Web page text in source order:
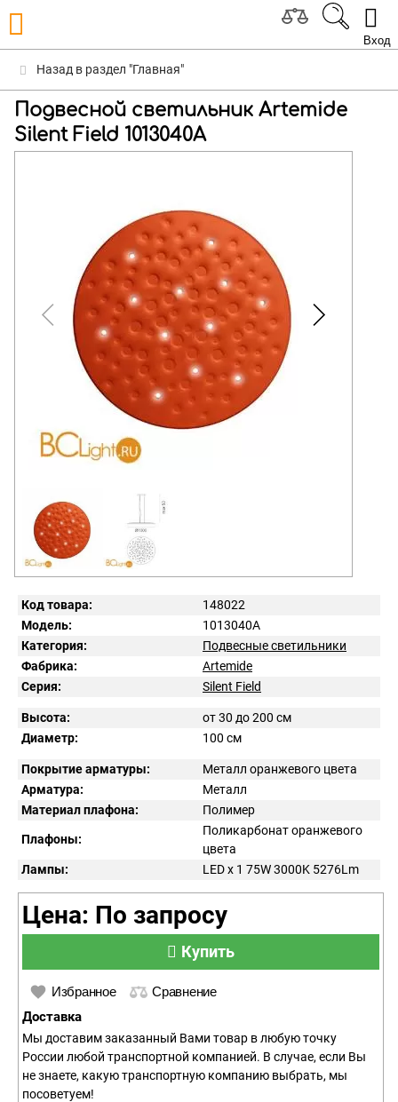
Вход
Назад в раздел "Главная"
Подвесной светильник Artemide
Silent Field 1013040A
Код товара:
148022
Модель:
1013040A
Категория:
Подвесные светильники
Фабрика:
Artemide
Серия:
Silent Field
Высота:
от 30 до 200 см
Диаметр:
100 см
Покрытие арматуры:
Металл оранжевого цвета
Арматура:
Металл
Материал плафона:
Полимер
Плафоны:
Поликарбонат оранжевого
цвета
Лампы:
LED x 1 75W 3000K 5276Lm
Цена: По запросу
Купить
Избранное Сравнение
Доставка
Мы доставим заказанный Вами товар в любую точку
России любой транспортной компанией. В случае, если Вы
не знаете, какую транспортную компанию выбрать, мы
посоветуем!